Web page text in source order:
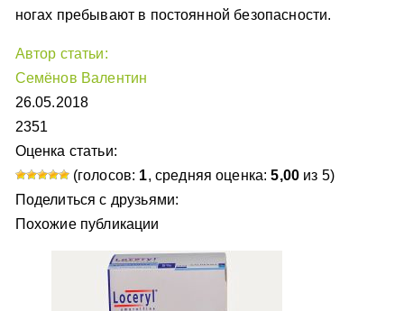
ногах пребывают в постоянной безопасности.
Автор статьи:
Семёнов Валентин
26.05.2018
2351
Оценка статьи:
(голосов: 1, средняя оценка:5,00 из 5)
Поделиться с друзьями:
Похожие публикации